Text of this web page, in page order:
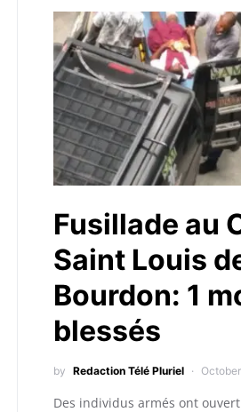
Fusillade au
Saint Louis
Bourdon: 1
blessés
by Redaction Télé Pluriel
Des individus armés ont